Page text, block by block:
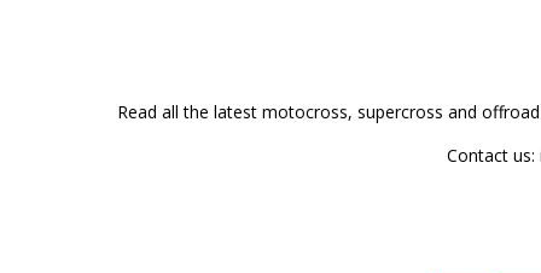
Read all the latest motocross, supercross and
Contact us: